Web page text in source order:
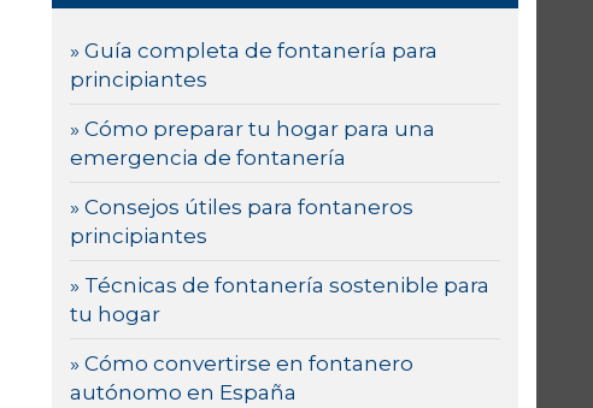
» Guía completa de fontanería para
principiantes
» Cómo preparar tu hogar para una
emergencia de fontanería
» Consejos útiles para fontaneros
principiantes
» Técnicas de fontanería sostenible para
tu hogar
» Cómo convertirse en fontanero
autónomo en España